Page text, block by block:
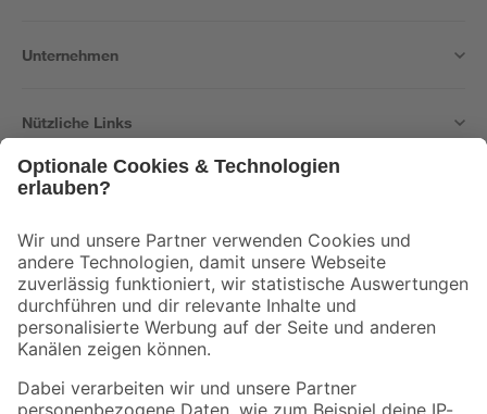
Unternehmen
Nützliche Links
Der toom Newsletter: Keine Angebote und Aktionen mehr verpassen!
Zur Newsletter Anmeldung
Folge uns